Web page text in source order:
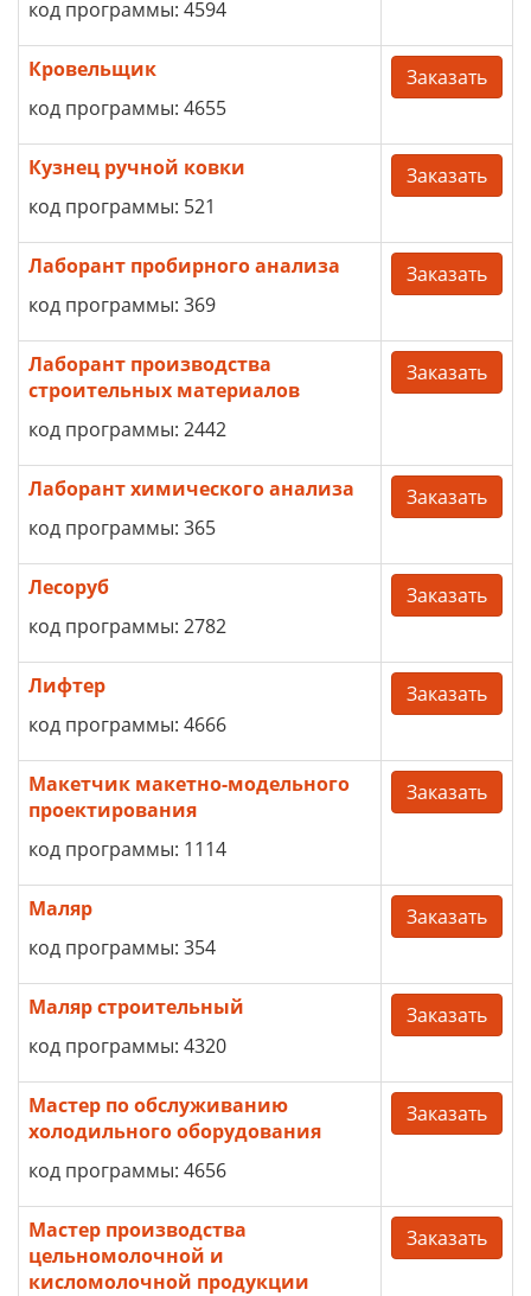
код программы: 4594
Кровельщик
код программы: 4655
Заказать
Кузнец ручной ковки
код программы: 521
Заказать
Лаборант пробирного анализа
код программы: 369
Заказать
Лаборант производства
строительных материалов
код программы: 2442
Заказать
Лаборант химического анализа
код программы: 365
Заказать
Лесоруб
код программы: 2782
Заказать
Лифтер
код программы: 4666
Заказать
Макетчик макетно-модельного
проектирования
код программы: 1114
Заказать
Маляр
код программы: 354
Заказать
Маляр строительный
код программы: 4320
Заказать
Мастер по обслуживанию
холодильного оборудования
код программы: 4656
Заказать
Мастер производства
цельномолочной и
кисломолочной продукции
Заказать